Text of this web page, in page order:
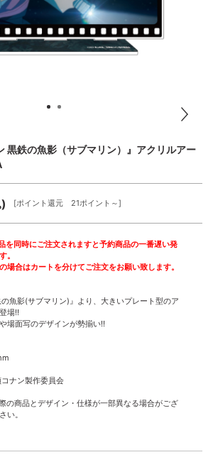
黒鉄の魚影（サブマリン）』アクリルアー
[ポイント還元 21ポイント～]
を同時にご注文されますと予約商品の一番遅い発
。
場合はカートを分けてご注文をお願い致します。
魚影(サブマリン)』より、大きいプレート型のア
場!!
場面写のデザインが勢揃い!!
ナン製作委員会
の商品とデザイン・仕様が一部異なる場合がござ
い。